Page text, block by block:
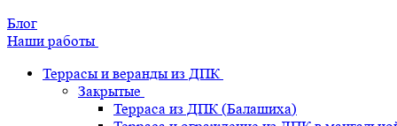
Блог
Наши работы
Террасы и веранды из ДПК
Закрытые
Терраса из ДПК (Балашиха)